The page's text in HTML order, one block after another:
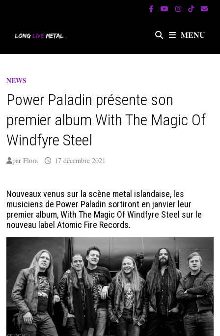
MENU
NEWS
Power Paladin présente son
premier album With The Magic Of
Windfyre Steel
parFlora 17 décembre 2021
Nouveaux venus sur la scène metal islandaise, les
musiciens de Power Paladin sortiront en janvier leur
premier album, With The Magic Of Windfyre Steel sur le
nouveau label Atomic Fire Records.